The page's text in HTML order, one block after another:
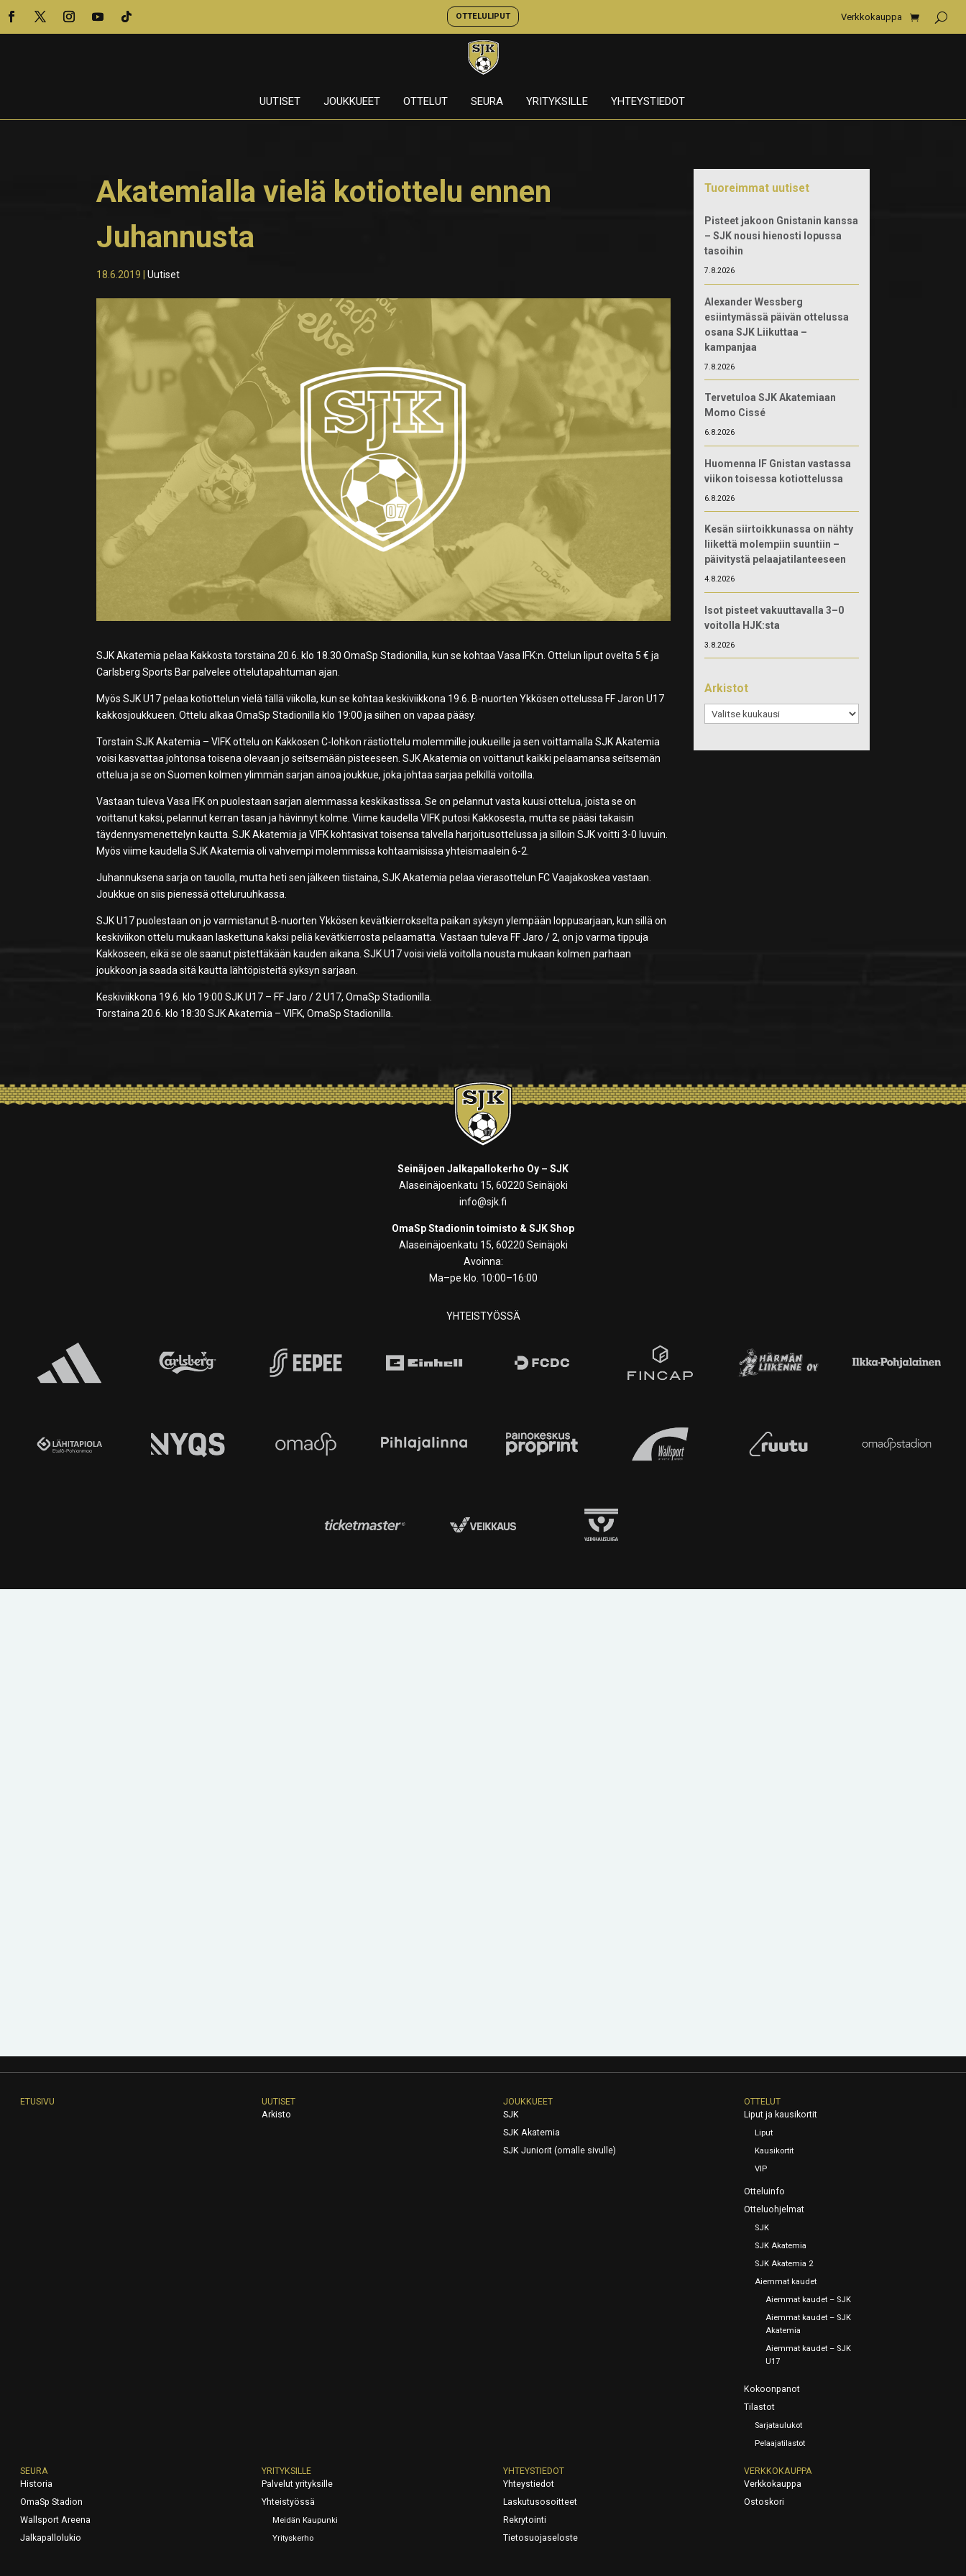
OTTELULIPUT Verkkokauppa
UUTISET JOUKKUEET OTTELUT SEURA YRITYKSILLE YHTEYSTIEDOT
Akatemialla vielä kotiottelu ennen
Juhannusta
18.6.2019 |Uutiset
SJK Akatemia pelaa Kakkosta torstaina 20.6. klo 18.30 OmaSp Stadionilla, kun se kohtaa Vasa IFK:n. Ottelun liput ovelta 5 € ja
Carlsberg Sports Bar palvelee ottelutapahtuman ajan.
Myös SJK U17 pelaa kotiottelun vielä tällä viikolla, kun se kohtaa keskiviikkona 19.6. B-nuorten Ykkösen ottelussa FF Jaron U17
kakkosjoukkueen. Ottelu alkaa OmaSp Stadionilla klo 19:00 ja siihen on vapaa pääsy.
Torstain SJK Akatemia – VIFK ottelu on Kakkosen C-lohkon rästiottelu molemmille joukueille ja sen voittamalla SJK Akatemia
voisi kasvattaa johtonsa toisena olevaan jo seitsemään pisteeseen. SJK Akatemia on voittanut kaikki pelaamansa seitsemän
ottelua ja se on Suomen kolmen ylimmän sarjan ainoa joukkue, joka johtaa sarjaa pelkillä voitoilla.
Vastaan tuleva Vasa IFK on puolestaan sarjan alemmassa keskikastissa. Se on pelannut vasta kuusi ottelua, joista se on
voittanut kaksi, pelannut kerran tasan ja hävinnyt kolme. Viime kaudella VIFK putosi Kakkosesta, mutta se pääsi takaisin
täydennysmenettelyn kautta. SJK Akatemia ja VIFK kohtasivat toisensa talvella harjoitusottelussa ja silloin SJK voitti 3-0 luvuin.
Myös viime kaudella SJK Akatemia oli vahvempi molemmissa kohtaamisissa yhteismaalein 6-2.
Juhannuksena sarja on tauolla, mutta heti sen jälkeen tiistaina, SJK Akatemia pelaa vierasottelun FC Vaajakoskea vastaan.
Joukkue on siis pienessä otteluruuhkassa.
SJK U17 puolestaan on jo varmistanut B-nuorten Ykkösen kevätkierrokselta paikan syksyn ylempään loppusarjaan, kun sillä on
keskiviikon ottelu mukaan laskettuna kaksi peliä kevätkierrosta pelaamatta. Vastaan tuleva FF Jaro / 2, on jo varma tippuja
Kakkoseen, eikä se ole saanut pistettäkään kauden aikana. SJK U17 voisi vielä voitolla nousta mukaan kolmen parhaan
joukkoon ja saada sitä kautta lähtöpisteitä syksyn sarjaan.
Keskiviikkona 19.6. klo 19:00 SJK U17 – FF Jaro / 2 U17, OmaSp Stadionilla.
Torstaina 20.6. klo 18:30 SJK Akatemia – VIFK, OmaSp Stadionilla.
Tuoreimmat uutiset
Pisteet jakoon Gnistanin kanssa
– SJK nousi hienosti lopussa
tasoihin
7.8.2026
Alexander Wessberg
esiintymässä päivän ottelussa
osana SJK Liikuttaa –
kampanjaa
7.8.2026
Tervetuloa SJK Akatemiaan
Momo Cissé
6.8.2026
Huomenna IF Gnistan vastassa
viikon toisessa kotiottelussa
6.8.2026
Kesän siirtoikkunassa on nähty
liikettä molempiin suuntiin –
päivitystä pelaajatilanteeseen
4.8.2026
Isot pisteet vakuuttavalla 3–0
voitolla HJK:sta
3.8.2026
Arkistot
Arkistot
Seinäjoen Jalkapallokerho Oy – SJK
Alaseinäjoenkatu 15, 60220 Seinäjoki
info@sjk.fi
OmaSp Stadionin toimisto & SJK Shop
Alaseinäjoenkatu 15, 60220 Seinäjoki
Avoinna:
Ma–pe klo. 10:00–16:00
YHTEISTYÖSSÄ
ETUSIVU
UUTISET
Arkisto
JOUKKUEET
SJK
SJK Akatemia
SJK Juniorit (omalle sivulle)
OTTELUT
Liput ja kausikortit
Liput
Kausikortit
VIP
Otteluinfo
Otteluohjelmat
SJK
SJK Akatemia
SJK Akatemia 2
Aiemmat kaudet
Aiemmat kaudet – SJK
Aiemmat kaudet – SJK
Akatemia
Aiemmat kaudet – SJK
U17
Kokoonpanot
Tilastot
Sarjataulukot
Pelaajatilastot
SEURA
Historia
OmaSp Stadion
Wallsport Areena
Jalkapallolukio
YRITYKSILLE
Palvelut yrityksille
Yhteistyössä
Meidän Kaupunki
Yrityskerho
YHTEYSTIEDOT
Yhteystiedot
Laskutusosoitteet
Rekrytointi
Tietosuojaseloste
VERKKOKAUPPA
Verkkokauppa
Ostoskori